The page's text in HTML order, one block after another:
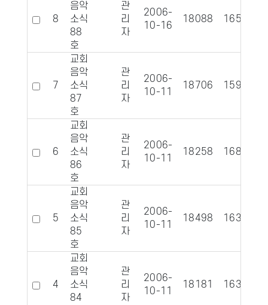
8
음악
소식
88
호
관
리
자
2006-
10-16
18088 1657
7
교회
음악
소식
87
호
관
리
자
2006-
10-11
18706 1597
6
교회
음악
소식
86
호
관
리
자
2006-
10-11
18258 1686
5
교회
음악
소식
85
호
관
리
자
2006-
10-11
18498 1634
4
교회
음악
소식
84
관
리
자
2006-
10-11
18181 1637